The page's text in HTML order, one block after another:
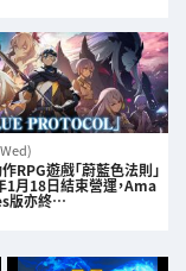
RPG遊戲「蔚藍色法則」
1月18日結束營運，Ama
版亦終…